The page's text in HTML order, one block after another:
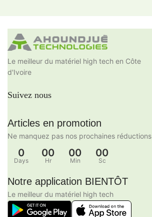
Le meilleur du matériel high tech en Côte
d'Ivoire
Suivez nous
Articles en promotion
Ne manquez pas nos prochaines réductions
0
Days
00
Hr
00
Min
00
Sc
Notre application BIENTÔT
Le meilleur du matériel high tech